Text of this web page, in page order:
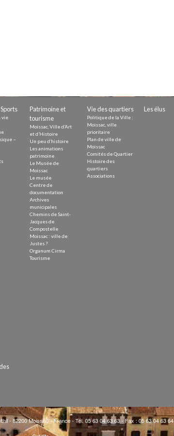
vie
–
Patrimoine et
tourisme
Moissac, Ville d’Art
et d’Histoire
Un peu d’histoire
Les animations
patrimoine
Le Musée de
Moissac
Le musée
Centre de
documentation
Archives
municipales
Chemins de Saint-
Jacques de
Compostelle
Moissac : ville de
Justes ?
Organum Cirma
Tourisme
Vie des quartiers
Politique de la Ville :
Moissac, ville
prioritaire
Plan de ville de
Moissac
Comités de Quartier
Histoire des
quartiers
Associations
Les élus
- 82200 Moissac - France - Tél. 05 63 04 63 63 - Fax : 05 63 04 63 64